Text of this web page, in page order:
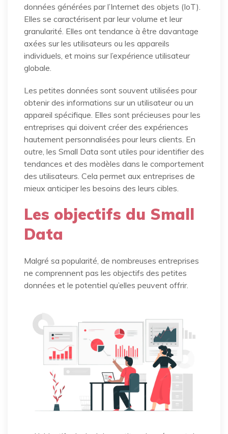
données générées par l’Internet des objets (IoT).
Elles se caractérisent par leur volume et leur
granularité. Elles ont tendance à être davantage
axées sur les utilisateurs ou les appareils
individuels, et moins sur l’expérience utilisateur
globale.
Les petites données sont souvent utilisées pour
obtenir des informations sur un utilisateur ou un
appareil spécifique. Elles sont précieuses pour les
entreprises qui doivent créer des expériences
hautement personnalisées pour leurs clients. En
outre, les Small Data sont utiles pour identifier des
tendances et des modèles dans le comportement
des utilisateurs. Cela permet aux entreprises de
mieux anticiper les besoins des leurs cibles.
Les objectifs du Small
Data
Malgré sa popularité, de nombreuses entreprises
ne comprennent pas les objectifs des petites
données et le potentiel qu’elles peuvent offrir.